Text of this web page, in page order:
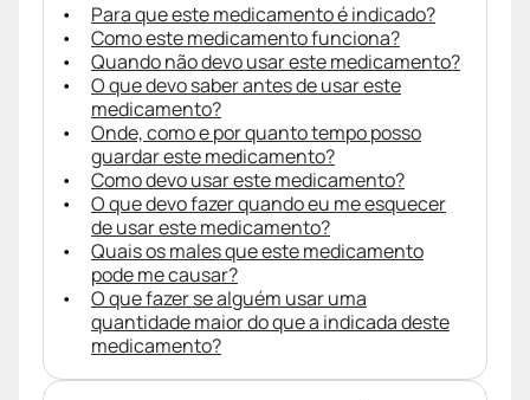
Para que este medicamento é indicado?
Como este medicamento funciona?
Quando não devo usar este medicamento?
O que devo saber antes de usar este
medicamento?
Onde, como e por quanto tempo posso
guardar este medicamento?
Como devo usar este medicamento?
O que devo fazer quando eu me esquecer
de usar este medicamento?
Quais os males que este medicamento
pode me causar?
O que fazer se alguém usar uma
quantidade maior do que a indicada deste
medicamento?